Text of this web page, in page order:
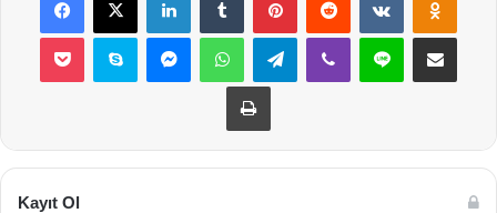
Pocket Skype MessengerWhatsAppTelegramViber Line E-Posta ile
Yazdır
Kayıt Ol